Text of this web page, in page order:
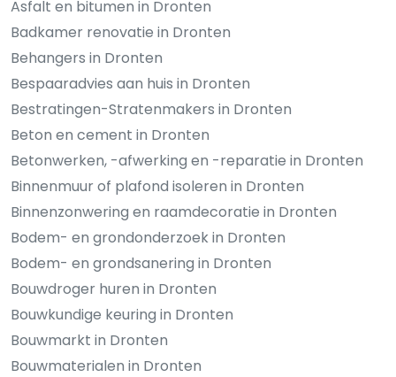
Asfalt en bitumen in Dronten
Badkamer renovatie in Dronten
Behangers in Dronten
Bespaaradvies aan huis in Dronten
Bestratingen-Stratenmakers in Dronten
Beton en cement in Dronten
Betonwerken, -afwerking en -reparatie in Dronten
Binnenmuur of plafond isoleren in Dronten
Binnenzonwering en raamdecoratie in Dronten
Bodem- en grondonderzoek in Dronten
Bodem- en grondsanering in Dronten
Bouwdroger huren in Dronten
Bouwkundige keuring in Dronten
Bouwmarkt in Dronten
Bouwmaterialen in Dronten